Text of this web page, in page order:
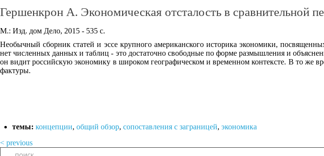
Гершенкрон А. Экономическая отсталость в сравнительной
М.: Изд. дом Дело, 2015 - 535 с.
Необычный сборник статей и эссе крупного американского историка экономики,
нет численных данных и таблиц - это достаточно свободные по форме размышления и
он видит российскую экономику в широком географическом и временном контексте. В то же
фактуры.
темы: концепции, общий обзор, сопоставления с заграницей, экономика
< previous